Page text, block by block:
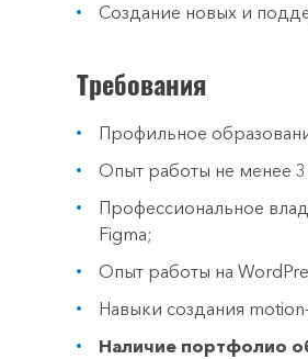
Создание новых и
Требования
Профильное
Опыт работы не менее 3
Профессиональное
Figma;
Опыт работы на
Навыки создания
Наличие портфолио